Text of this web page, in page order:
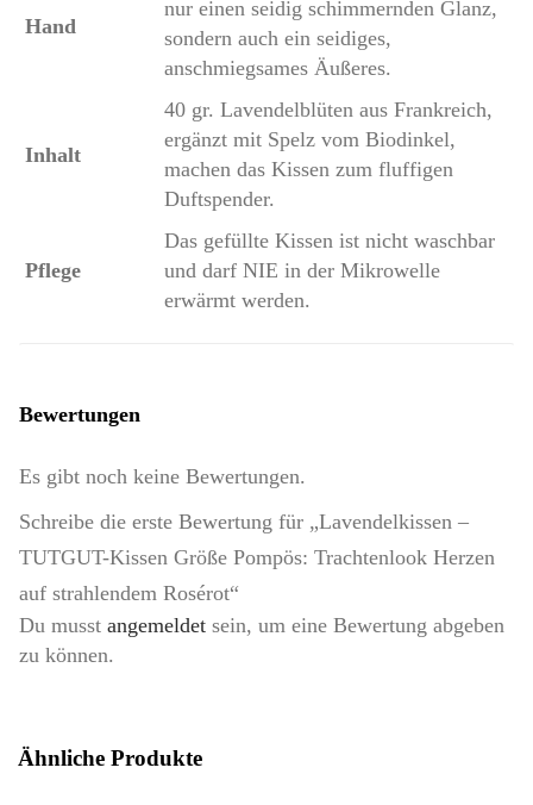
Hand
nur einen seidig schimmernden Glanz,
sondern auch ein seidiges,
anschmiegsames Äußeres.
Inhalt
40 gr. Lavendelblüten aus Frankreich,
ergänzt mit Spelz vom Biodinkel,
machen das Kissen zum fluffigen
Duftspender.
Pflege
Das gefüllte Kissen ist nicht waschbar
und darf NIE in der Mikrowelle
erwärmt werden.
Bewertungen
Es gibt noch keine Bewertungen.
Schreibe die erste Bewertung für „Lavendelkissen –
TUTGUT-Kissen Größe Pompös: Trachtenlook Herzen
auf strahlendem Rosérot“
Du musst angemeldet sein, um eine Bewertung abgeben
zu können.
Ähnliche Produkte